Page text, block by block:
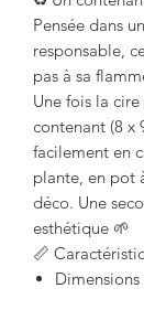
Pensée dans
responsable,
pas à sa
Une fois la
contenant (8 x
facilement en
plante, en pot
déco. Une
esthétique 🌱
📏
Dimensions